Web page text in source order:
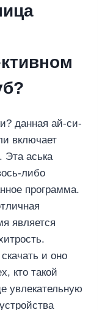
данная ай-си-
включает
Эта аська
либо
программа.
является
и оно
кто такой
увлекательную